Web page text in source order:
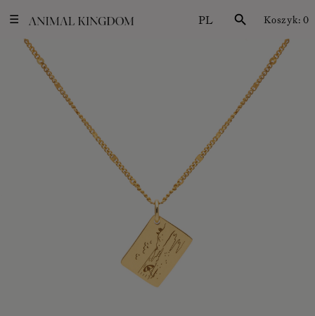
☰ PL search Koszyk: 0